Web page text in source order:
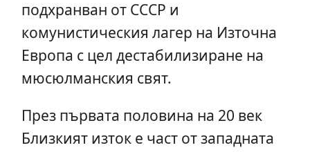
подхранван от СССР и
комунистическия лагер на Източна
Европа с цел дестабилизиране на
мюсюлманския свят.
През първата половина на 20 век
Близкият изток е част от западната